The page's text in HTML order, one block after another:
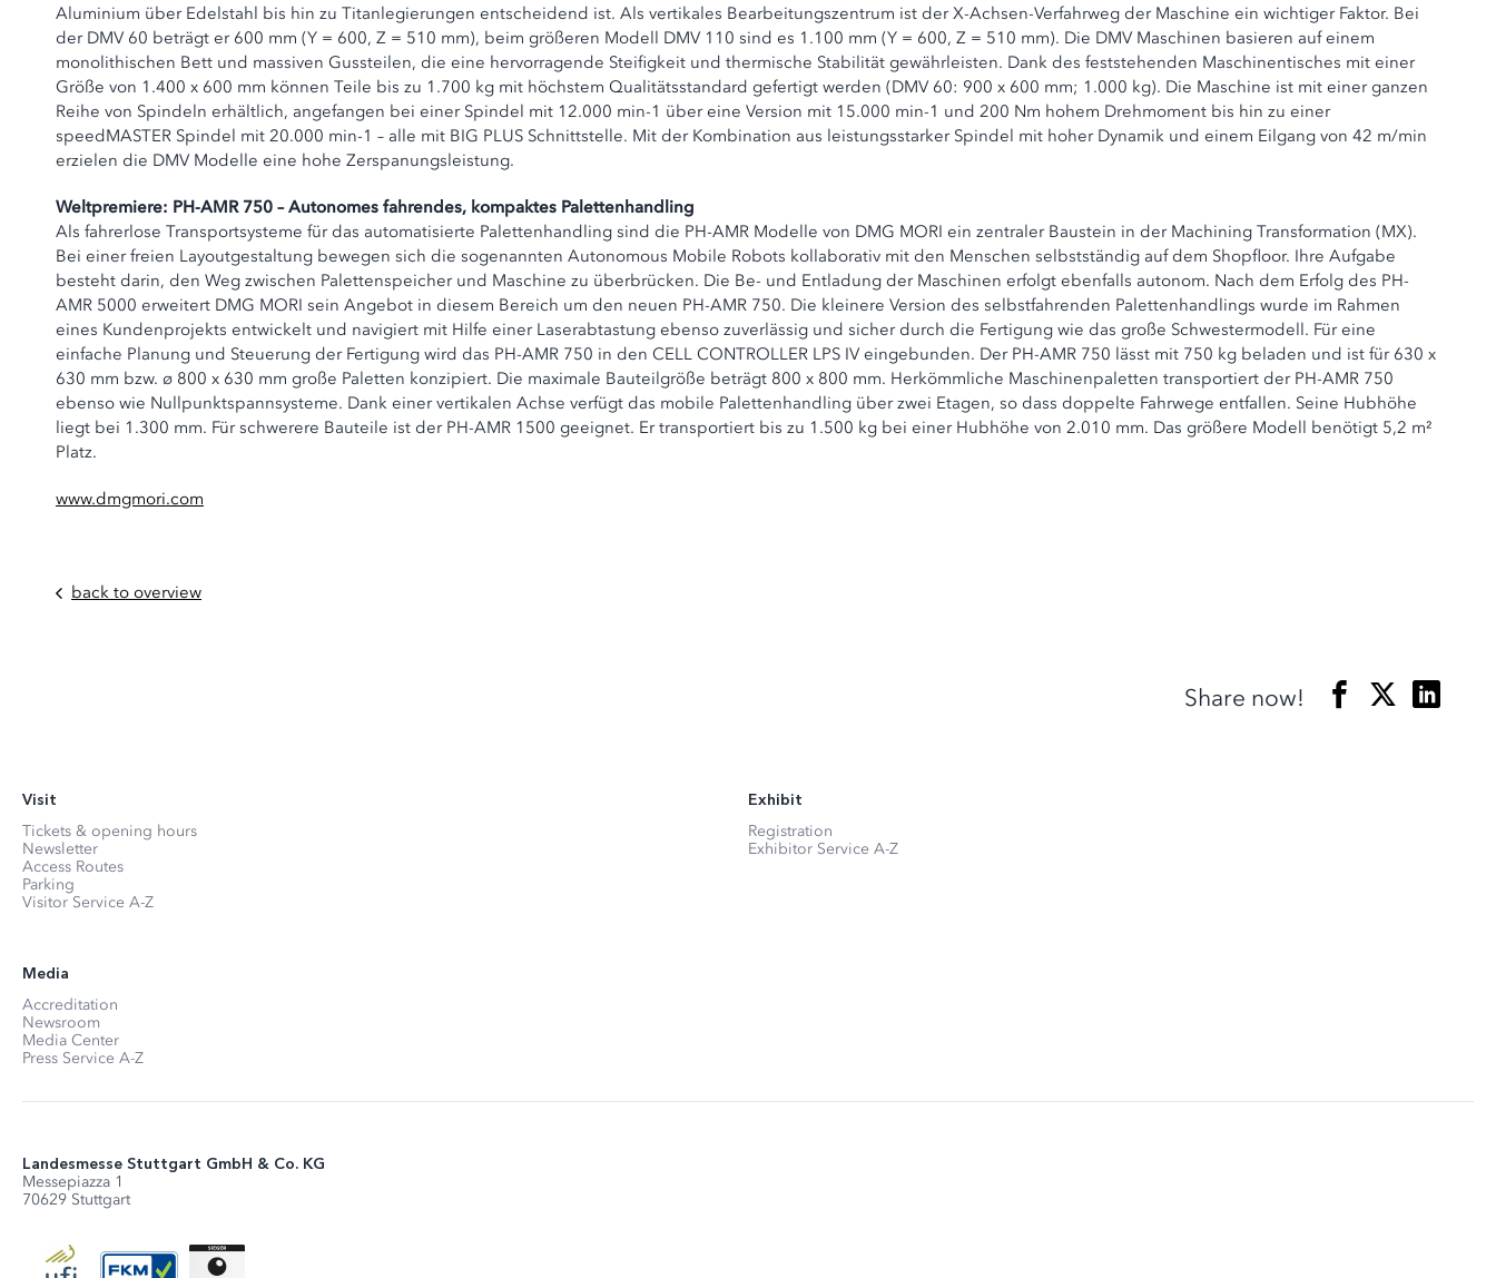
Aluminium über Edelstahl bis hin zu Titanlegierungen entscheidend ist. Als vertikales Bearbeitungszentrum ist der X-Achsen-Verfahrweg der Maschine ein wichtiger Faktor. Bei
der DMV 60 beträgt er 600 mm (Y = 600, Z = 510 mm), beim größeren Modell DMV 110 sind es 1.100 mm (Y = 600, Z = 510 mm). Die DMV Maschinen basieren auf einem
monolithischen Bett und massiven Gussteilen, die eine hervorragende Steifigkeit und thermische Stabilität gewährleisten. Dank des feststehenden Maschinentisches mit einer
Größe von 1.400 x 600 mm können Teile bis zu 1.700 kg mit höchstem Qualitätsstandard gefertigt werden (DMV 60: 900 x 600 mm; 1.000 kg). Die Maschine ist mit einer ganzen
Reihe von Spindeln erhältlich, angefangen bei einer Spindel mit 12.000 min-1 über eine Version mit 15.000 min-1 und 200 Nm hohem Drehmoment bis hin zu einer
speedMASTER Spindel mit 20.000 min-1 – alle mit BIG PLUS Schnittstelle. Mit der Kombination aus leistungsstarker Spindel mit hoher Dynamik und einem Eilgang von 42 m/min
erzielen die DMV Modelle eine hohe Zerspanungsleistung.
Weltpremiere: PH-AMR 750 – Autonomes fahrendes, kompaktes Palettenhandling
Als fahrerlose Transportsysteme für das automatisierte Palettenhandling sind die PH-AMR Modelle von DMG MORI ein zentraler Baustein in der Machining Transformation (MX).
Bei einer freien Layoutgestaltung bewegen sich die sogenannten Autonomous Mobile Robots kollaborativ mit den Menschen selbstständig auf dem Shopfloor. Ihre Aufgabe
besteht darin, den Weg zwischen Palettenspeicher und Maschine zu überbrücken. Die Be- und Entladung der Maschinen erfolgt ebenfalls autonom. Nach dem Erfolg des PH-
AMR 5000 erweitert DMG MORI sein Angebot in diesem Bereich um den neuen PH-AMR 750. Die kleinere Version des selbstfahrenden Palettenhandlings wurde im Rahmen
eines Kundenprojekts entwickelt und navigiert mit Hilfe einer Laserabtastung ebenso zuverlässig und sicher durch die Fertigung wie das große Schwestermodell. Für eine
einfache Planung und Steuerung der Fertigung wird das PH-AMR 750 in den CELL CONTROLLER LPS IV eingebunden. Der PH-AMR 750 lässt mit 750 kg beladen und ist für 630 x
630 mm bzw. ø 800 x 630 mm große Paletten konzipiert. Die maximale Bauteilgröße beträgt 800 x 800 mm. Herkömmliche Maschinenpaletten transportiert der PH-AMR 750
ebenso wie Nullpunktspannsysteme. Dank einer vertikalen Achse verfügt das mobile Palettenhandling über zwei Etagen, so dass doppelte Fahrwege entfallen. Seine Hubhöhe
liegt bei 1.300 mm. Für schwerere Bauteile ist der PH-AMR 1500 geeignet. Er transportiert bis zu 1.500 kg bei einer Hubhöhe von 2.010 mm. Das größere Modell benötigt 5,2 m²
Platz.
www.dmgmori.com
back to overview
Share now!
Visit
Tickets & opening hours
Newsletter
Access Routes
Parking
Visitor Service A-Z
Exhibit
Registration
Exhibitor Service A-Z
Media
Accreditation
Newsroom
Media Center
Press Service A-Z
Landesmesse Stuttgart GmbH & Co. KG
Messepiazza 1
70629 Stuttgart